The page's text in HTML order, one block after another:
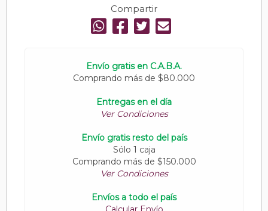
Compartir
Envío gratis en C.A.B.A.
Comprando más de $80.000
Entregas en el día
Ver Condiciones
Envío gratis resto del país
Sólo 1 caja
Comprando más de $150.000
Ver Condiciones
Envíos a todo el país